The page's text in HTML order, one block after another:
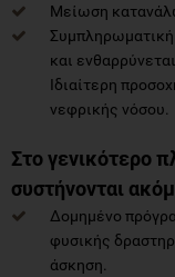
Μείωση
Συμπληρωματική
και
Ιδιαίτερη
νεφρικής νόσου.
Στο γενικότερο
συστήνονται
Δομημένο
φυσικής
άσκηση.